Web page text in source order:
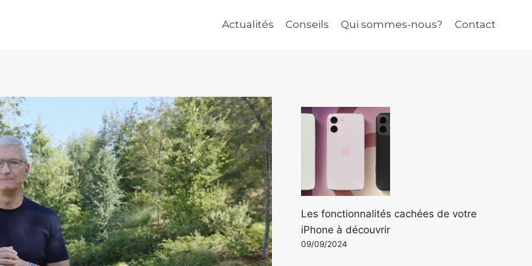
Actualités Conseils Qui sommes-nous? Contact
Les fonctionnalités cachées de votre
iPhone à découvrir
09/09/2024